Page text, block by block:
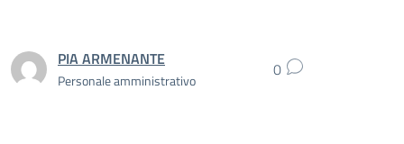
PIA ARMENANTE
Personale amministrativo 0